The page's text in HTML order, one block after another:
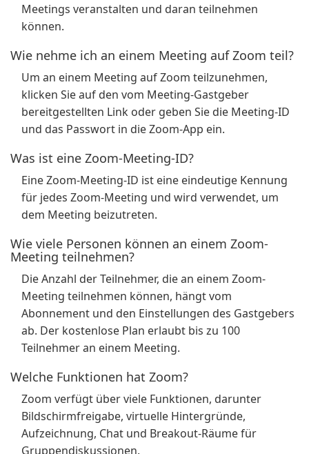
Meetings veranstalten und daran teilnehmen
können.
Wie nehme ich an einem Meeting auf Zoom teil?
Um an einem Meeting auf Zoom teilzunehmen,
klicken Sie auf den vom Meeting-Gastgeber
bereitgestellten Link oder geben Sie die Meeting-ID
und das Passwort in die Zoom-App ein.
Was ist eine Zoom-Meeting-ID?
Eine Zoom-Meeting-ID ist eine eindeutige Kennung
für jedes Zoom-Meeting und wird verwendet, um
dem Meeting beizutreten.
Wie viele Personen können an einem Zoom-
Meeting teilnehmen?
Die Anzahl der Teilnehmer, die an einem Zoom-
Meeting teilnehmen können, hängt vom
Abonnement und den Einstellungen des Gastgebers
ab. Der kostenlose Plan erlaubt bis zu 100
Teilnehmer an einem Meeting.
Welche Funktionen hat Zoom?
Zoom verfügt über viele Funktionen, darunter
Bildschirmfreigabe, virtuelle Hintergründe,
Aufzeichnung, Chat und Breakout-Räume für
Gruppendiskussionen.